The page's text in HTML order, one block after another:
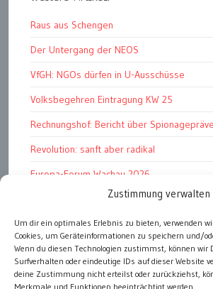
Zustimmung verwalten
Um dir ein optimales Erlebnis zu bieten, verwenden
Cookies, um Geräteinformationen zu speichern und/
Wenn du diesen Technologien zustimmst, können wir
Surfverhalten oder eindeutige IDs auf dieser Website
deine Zustimmung nicht erteilst oder zurückziehst,
Merkmale und Funktionen beeinträchtigt werden.
Raus aus Schengen
Der Untergang der NEOS
VfGH: NGOs dürfen in U-Ausschüsse
Volksbegehren Eintragung KW 25
Rechnungshof: Bericht über
Revolution: sanft aber radikal
Europa-Forum Wachau 2026
Amnesty Report 2025/26
Attac kritisiert neues EU-Rüstungspaket
Ungarn ist demokratischer als Österreich